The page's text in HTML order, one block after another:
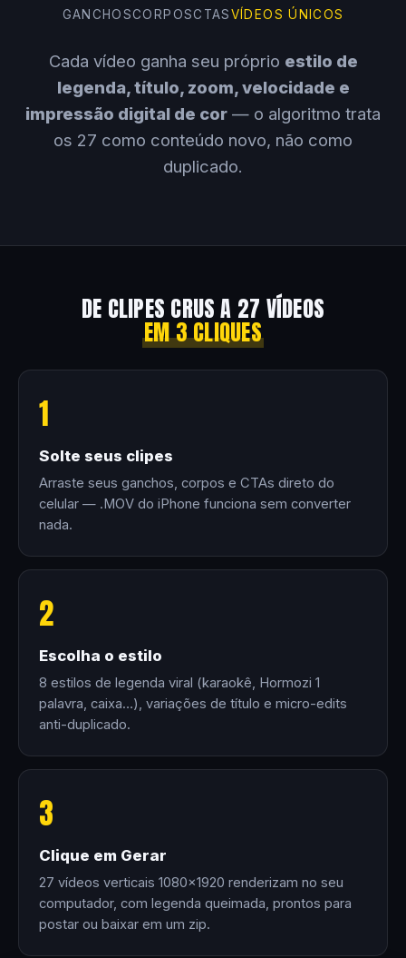
GANCHOSCORPOSCTASVÍDEOS ÚNICOS
Cada vídeo ganha seu próprio estilo de
legenda, título, zoom, velocidade e
impressão digital de cor — o algoritmo trata
os 27 como conteúdo novo, não como
duplicado.
DE CLIPES CRUS A 27 VÍDEOS
EM 3 CLIQUES
1
Solte seus clipes
Arraste seus ganchos, corpos e CTAs direto do
celular — .MOV do iPhone funciona sem converter
nada.
2
Escolha o estilo
8 estilos de legenda viral (karaokê, Hormozi 1
palavra, caixa…), variações de título e micro-edits
anti-duplicado.
3
Clique em Gerar
27 vídeos verticais 1080×1920 renderizam no seu
computador, com legenda queimada, prontos para
postar ou baixar em um zip.